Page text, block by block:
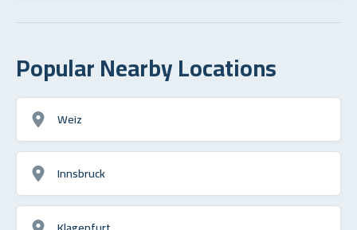
Popular Nearby Locations
Weiz
Innsbruck